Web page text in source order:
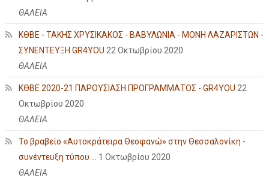
ΘΑΛΕΙΑ
ΚΘΒΕ - ΤΑΚΗΣ ΧΡΥΣΙΚΑΚΟΣ - ΒΑΒΥΛΩΝΙΑ - ΜΟΝΗ ΛΑΖΑΡΙΣΤΩΝ -
ΣΥΝΕΝΤΕΥΞΗ GR4YOU 22 Οκτωβρίου 2020
ΘΑΛΕΙΑ
ΚΘΒΕ 2020-21 ΠΑΡΟΥΣΙΑΣΗ ΠΡΟΓΡΑΜΜΑΤΟΣ - GR4YOU 22
Οκτωβρίου 2020
ΘΑΛΕΙΑ
Το βραβείο «Αυτοκράτειρα Θεοφανώ» στην Θεσσαλονίκη -
συνέντευξη τύπου ...
1 Οκτωβρίου 2020
ΘΑΛΕΙΑ